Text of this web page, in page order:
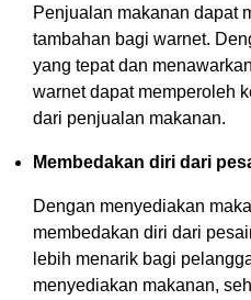
Penjualan makanan dapat
tambahan bagi warnet.
yang tepat dan
warnet dapat memperoleh
dari penjualan makanan.
Membedakan diri dari
Dengan menyediakan
membedakan diri dari
lebih menarik bagi
menyediakan makanan,